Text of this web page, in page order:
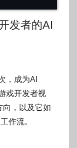
发者的AI
，成为AI
戏开发者视
向，以及它如
作流。